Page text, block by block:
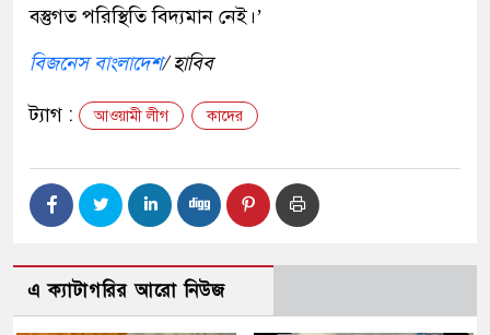
বস্তুগত পরিস্থিতি বিদ্যমান নেই।’
বিজনেস বাংলাদেশ/ হাবিব
ট্যাগ : আওয়ামী লীগ কাদের
এ ক্যাটাগরির আরো নিউজ